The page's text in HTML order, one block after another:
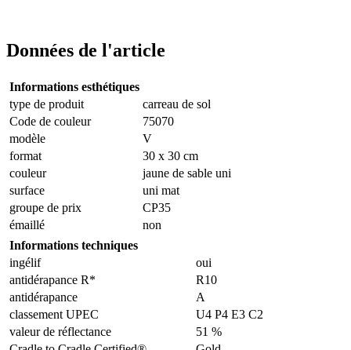
Données de l'article
Informations esthétiques
type de produit
carreau de sol
Code de couleur
75070
modèle
V
format
30 x 30 cm
couleur
jaune de sable uni
surface
uni mat
groupe de prix
CP35
émaillé
non
Informations techniques
ingélif
oui
antidérapance R*
R10
antidérapance
A
classement UPEC
U4 P4 E3 C2
valeur de réflectance
51 %